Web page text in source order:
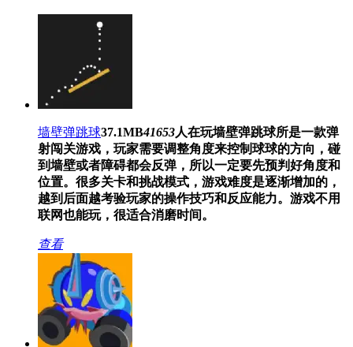
墙壁弹跳球37.1MB41653人在玩墙壁弹跳球所是一款弹
射闯关游戏，玩家需要调整角度来控制球球的方向，碰
到墙壁或者障碍都会反弹，所以一定要先预判好角度和
位置。很多关卡和挑战模式，游戏难度是逐渐增加的，
越到后面越考验玩家的操作技巧和反应能力。游戏不用
联网也能玩，很适合消磨时间。
查看